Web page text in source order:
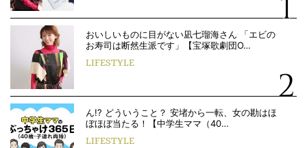
おいしいものに目がない凪七瑠海さん 「エビの
お寿司は断然生派です」【宝塚歌劇団O…
LIFESTYLE
ん!? どういうこと？ 安堵から一転、女の勘はほ
ぼほぼ当たる！【中学生ママ（40…
LIFESTYLE